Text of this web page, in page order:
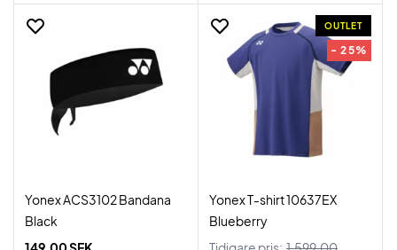
Yonex ACS3102 Bandana
Black
OUTLET
- 25%
Yonex T-shirt 10637EX
Blueberry